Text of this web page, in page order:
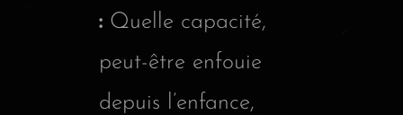
: Quelle capacité,
peut-être enfouie
depuis l’enfance,